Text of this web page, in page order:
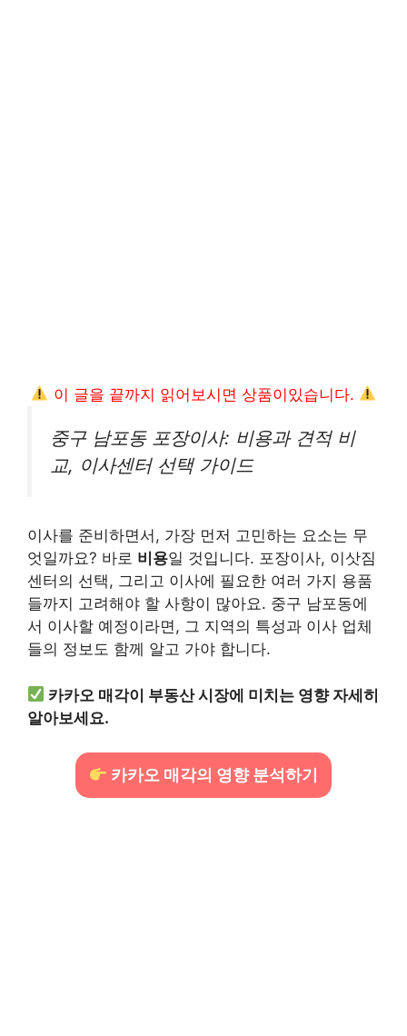
이 글을 끝까지 읽어보시면 상품이있습니다.
중구 남포동 포장이사: 비용과 견적 비
교, 이사센터 선택 가이드
이사를 준비하면서, 가장 먼저 고민하는 요소는 무
엇일까요? 바로 비용일 것입니다. 포장이사, 이삿짐
센터의 선택, 그리고 이사에 필요한 여러 가지 용품
들까지 고려해야 할 사항이 많아요. 중구 남포동에
서 이사할 예정이라면, 그 지역의 특성과 이사 업체
들의 정보도 함께 알고 가야 합니다.
카카오 매각이 부동산 시장에 미치는 영향 자세히
알아보세요.
카카오 매각의 영향 분석하기